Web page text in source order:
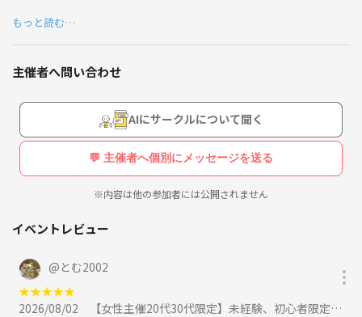
もっと読む…
主催者へ問い合わせ
AIにサークルについて聞く
💬 主催者へ個別にメッセージを送る
※内容は他の参加者には公開されません
イベントレビュー
@ とむ2002
★★★★★
2026/08/02
【女性主催20代30代限定】未経験、初心者限定でダーツしよう🍰🍰🍰に参加